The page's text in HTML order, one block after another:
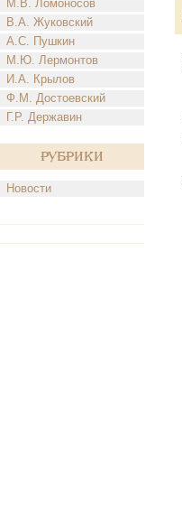
М.В. Ломоносов
В.А. Жуковский
А.С. Пушкин
М.Ю. Лермонтов
И.А. Крылов
Ф.М. Достоевский
Г.Р. Державин
Рубрики
Новости